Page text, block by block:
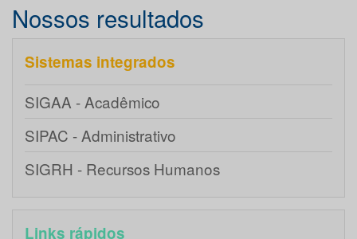
Nossos resultados
Sistemas integrados
SIGAA - Acadêmico
SIPAC - Administrativo
SIGRH - Recursos Humanos
Links rápidos